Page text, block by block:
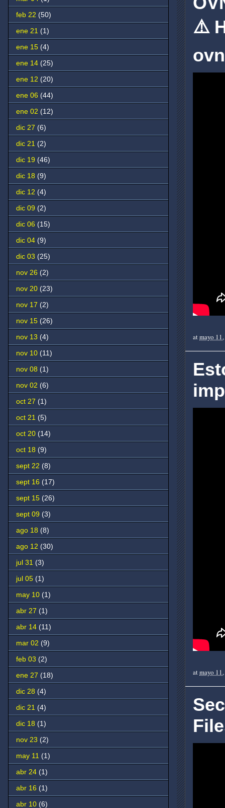
⚠️
atmayo
atmayo
feb 22 (50)
ene 21 (1)
ene 15 (4)
ene 14 (25)
ene 12 (20)
ene 06 (44)
ene 02 (12)
dic 27 (6)
dic 21 (2)
dic 19 (46)
dic 18 (9)
dic 12 (4)
dic 09 (2)
dic 06 (15)
dic 04 (9)
dic 03 (25)
nov 26 (2)
nov 20 (23)
nov 17 (2)
nov 15 (26)
nov 13 (4)
nov 10 (11)
nov 08 (1)
nov 02 (6)
oct 27 (1)
oct 21 (5)
oct 20 (14)
oct 18 (9)
sept 22 (8)
sept 16 (17)
sept 15 (26)
sept 09 (3)
ago 18 (8)
ago 12 (30)
jul 31 (3)
jul 05 (1)
may 10 (1)
abr 27 (1)
abr 14 (11)
mar 02 (9)
feb 03 (2)
ene 27 (18)
dic 28 (4)
dic 21 (4)
dic 18 (1)
nov 23 (2)
may 11 (1)
abr 24 (1)
abr 16 (1)
abr 10 (6)